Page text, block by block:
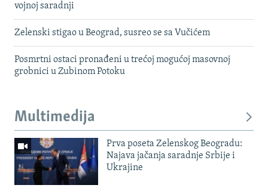
vojnoj saradnji
Zelenski stigao u Beograd, susreo se sa Vučićem
Posmrtni ostaci pronađeni u trećoj mogućoj masovnoj
grobnici u Zubinom Potoku
Multimedija
Prva poseta Zelenskog Beogradu:
Najava jačanja saradnje Srbije i
Ukrajine